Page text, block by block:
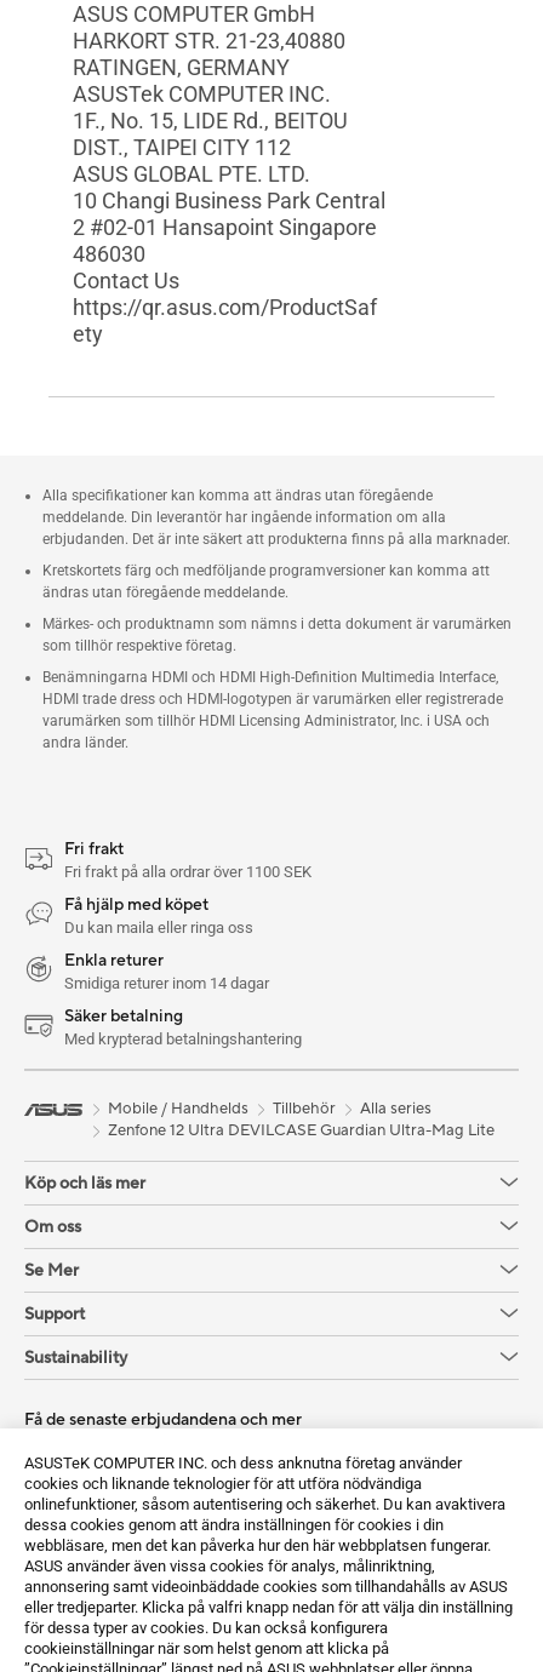
ASUSTeK COMPUTER INC. och dess anknutna företag använder
cookies och liknande teknologier för att utföra nödvändiga
onlinefunktioner, såsom autentisering och säkerhet. Du kan avaktivera
dessa cookies genom att ändra inställningen för cookies i din
webbläsare, men det kan påverka hur den här webbplatsen fungerar.
ASUS använder även vissa cookies för analys, målinriktning,
annonsering samt videoinbäddade cookies som tillhandahålls av ASUS
eller tredjeparter. Klicka på valfri knapp nedan för att välja din inställning
för dessa typer av cookies. Du kan också konfigurera
cookieinställningar när som helst genom att klicka på
ASUS COMPUTER GmbH
HARKORT STR. 21-23,40880
RATINGEN, GERMANY
ASUSTek COMPUTER INC.
1F., No. 15, LIDE Rd., BEITOU
DIST., TAIPEI CITY 112
ASUS GLOBAL PTE. LTD.
10 Changi Business Park Central
2 #02-01 Hansapoint Singapore
486030
Contact Us
https://qr.asus.com/ProductSaf
ety
Alla specifikationer kan komma att ändras utan föregående
meddelande. Din leverantör har ingående information om alla
erbjudanden. Det är inte säkert att produkterna finns på alla marknader.
Kretskortets färg och medföljande programversioner kan komma att
ändras utan föregående meddelande.
Märkes- och produktnamn som nämns i detta dokument är varumärken
som tillhör respektive företag.
Benämningarna HDMI och HDMI High-Definition Multimedia Interface,
HDMI trade dress och HDMI-logotypen är varumärken eller registrerade
varumärken som tillhör HDMI Licensing Administrator, Inc. i USA och
andra länder.
Fri frakt
Fri frakt på alla ordrar över 1100 SEK
Få hjälp med köpet
Du kan maila eller ringa oss
Enkla returer
Smidiga returer inom 14 dagar
Säker betalning
Med krypterad betalningshantering
Mobile / Handhelds Tillbehör
Alla series
Zenfone 12 Ultra DEVILCASE Guardian Ultra-Mag Lite
Köp och läs mer
Om oss
Se Mer
Support
Sustainability
Få de senaste erbjudandena och mer
Registrera dig
Sweden / Svenska